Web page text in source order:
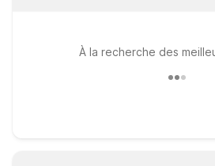
À la recherche des